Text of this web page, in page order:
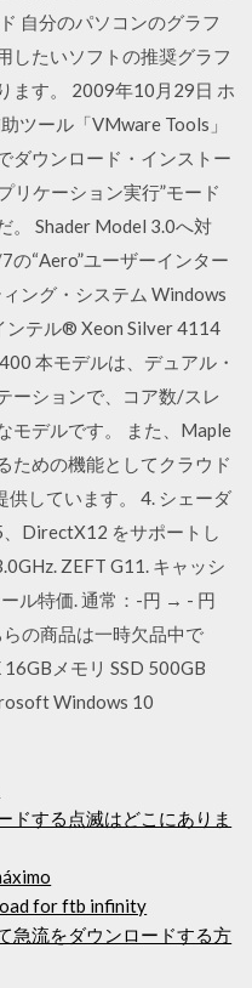
自分のパソコンのグラフ
したいソフトの推奨グラフ
ます。 2009年10月29日 ホ
ツール「VMware Tools」
ダウンロード・インストー
リケーション実行”モード
。 Shader Model 3.0へ対
“Aero”ユーザーインター
ング・システム Windows
ンテル® Xeon Silver 4114
本モデルは、デュアル・
ーションで、コア数/スレ
モデルです。 また、Maple
ための機能としてクラウド
供しています。 4. シェーダ
DirectX12 をサポートし
ZEFT G11. キャッシ
ル特価. 通常：-円 → - 円
の商品は一時欠品中で
メモリ SSD 500GB
Windows 10
ドする点滅はどこにありま
for ftb infinity
急流をダウンロードする方